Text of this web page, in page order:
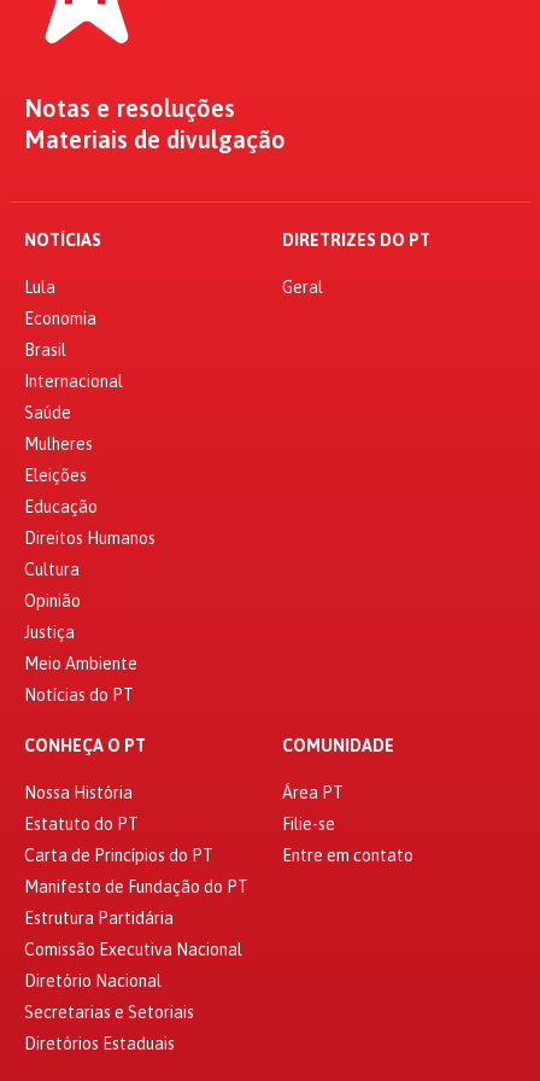
Notas e resoluções
Materiais de divulgação
NOTÍCIAS
Lula
Economia
Brasil
Internacional
Saúde
Mulheres
Eleições
Educação
Direitos Humanos
Cultura
Opinião
Justiça
Meio Ambiente
Notícias do PT
DIRETRIZES DO PT
Geral
CONHEÇA O PT
Nossa História
Estatuto do PT
Carta de Princípios do PT
Manifesto de Fundação do PT
Estrutura Partidária
Comissão Executiva Nacional
Diretório Nacional
Secretarias e Setoriais
Diretórios Estaduais
COMUNIDADE
Área PT
Filie-se
Entre em contato